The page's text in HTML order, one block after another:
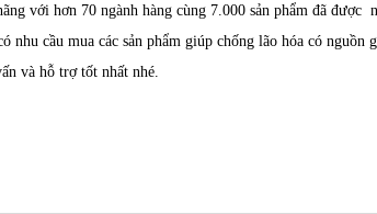
với hơn 70 ngành hàng cùng 7.000 sản phẩm đã được
nhu cầu mua các sản phẩm giúp chống lão hóa có nguồn
vấn và hỗ trợ tốt nhất nhé.